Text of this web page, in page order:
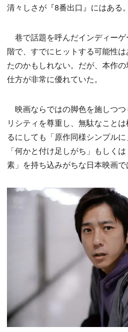
清々しさが『8番出口』にはある。
巷で話題を呼んだインディー
階で、すでにヒットする可能性
たのかもしれない。だが、本作
仕方が非常に優れていた。
映画ならではの脚色を施しつ
リシティを尊重し、無駄なこと
るにしても「原作同様シンプル
「何かと付け足しがち」もしく
素」を持ち込みがちな日本映画で